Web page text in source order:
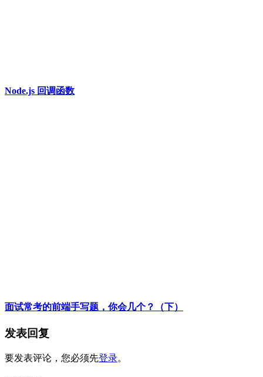
Node.js 回调函数
面试常考的前端手写题，你会几个？（下）
发表回复
要发表评论，您必须先登录。